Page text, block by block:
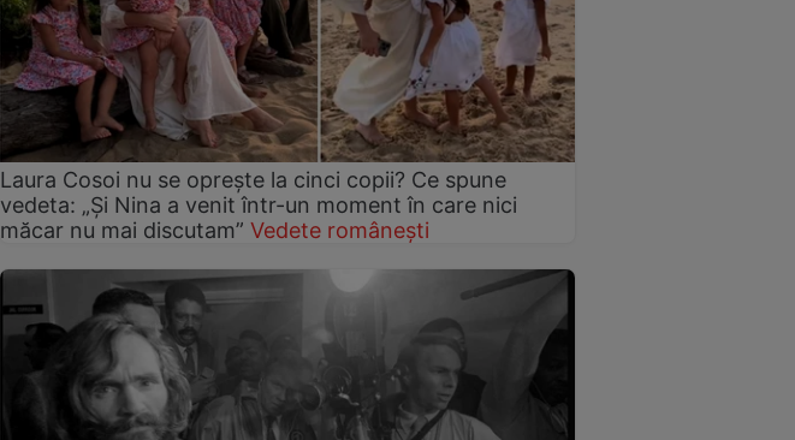
Laura Cosoi nu se oprește la cinci copii? Ce spune
vedeta: „Și Nina a venit într-un moment în care nici
măcar nu mai discutam” Vedete românești